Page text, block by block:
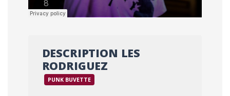
DESCRIPTION LES
RODRIGUEZ
PUNK BUVETTE